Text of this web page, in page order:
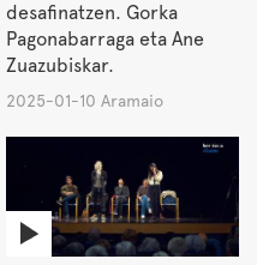
desafinatzen. Gorka
Pagonabarraga eta Ane
Zuazubiskar.
2025-01-10 Aramaio